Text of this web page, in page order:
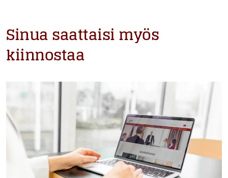
Sinua saattaisi myös
kiinnostaa